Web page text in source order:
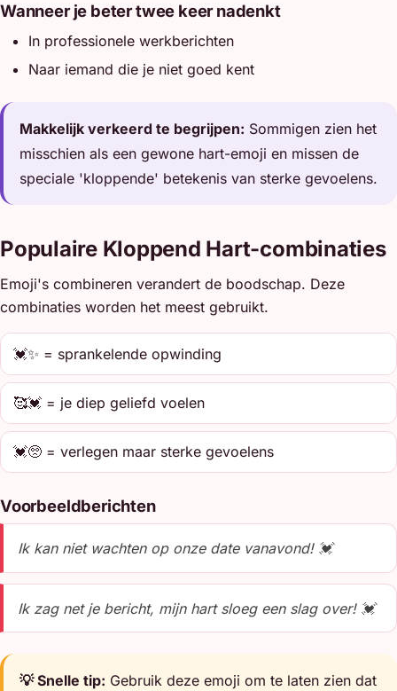
Wanneer je beter twee keer nadenkt
In professionele werkberichten
Naar iemand die je niet goed kent
Makkelijk verkeerd te begrijpen: Sommigen zien het
misschien als een gewone hart-emoji en missen de
speciale 'kloppende' betekenis van sterke gevoelens.
Populaire Kloppend Hart-combinaties
Emoji's combineren verandert de boodschap. Deze
combinaties worden het meest gebruikt.
💓✨ = sprankelende opwinding
🥰💓 = je diep geliefd voelen
💓🥺 = verlegen maar sterke gevoelens
Voorbeeldberichten
Ik kan niet wachten op onze date vanavond! 💓
Ik zag net je bericht, mijn hart sloeg een slag over! 💓
💡 Snelle tip: Gebruik deze emoji om te laten zien dat